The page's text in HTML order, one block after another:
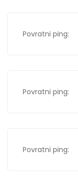
Povratni ping:
Povratni ping:
Povratni ping: